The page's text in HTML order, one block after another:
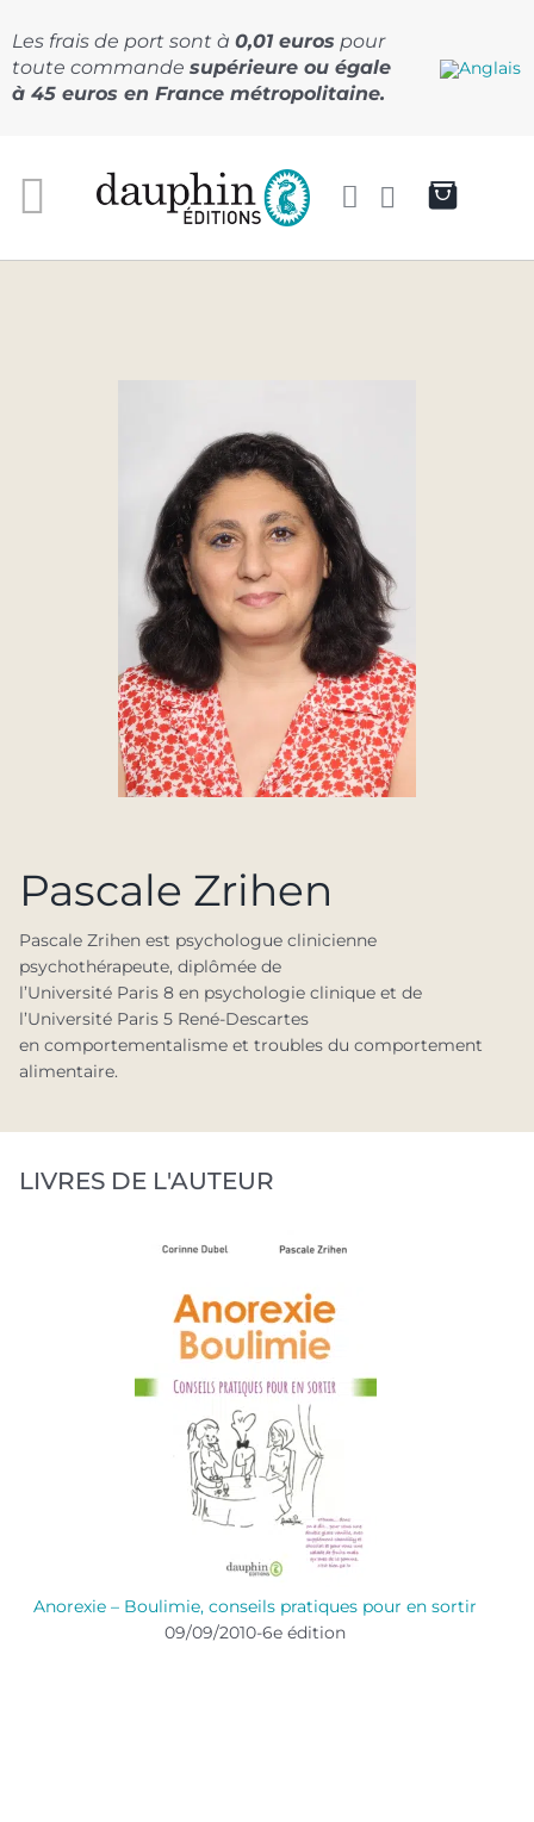
au
contenu
Les frais de port sont à 0,01 euros pour
toute commande supérieure ou égale
à 45 euros en France métropolitaine.
Pascale Zrihen
Pascale Zrihen est psychologue clinicienne
psychothérapeute, diplômée de
l’Université Paris 8 en psychologie clinique et de
l’Université Paris 5 René-Descartes
en comportementalisme et troubles du comportement
alimentaire.
LIVRES DE L'AUTEUR
Anorexie – Boulimie, conseils pratiques pour en sortir
09/09/2010-6e édition